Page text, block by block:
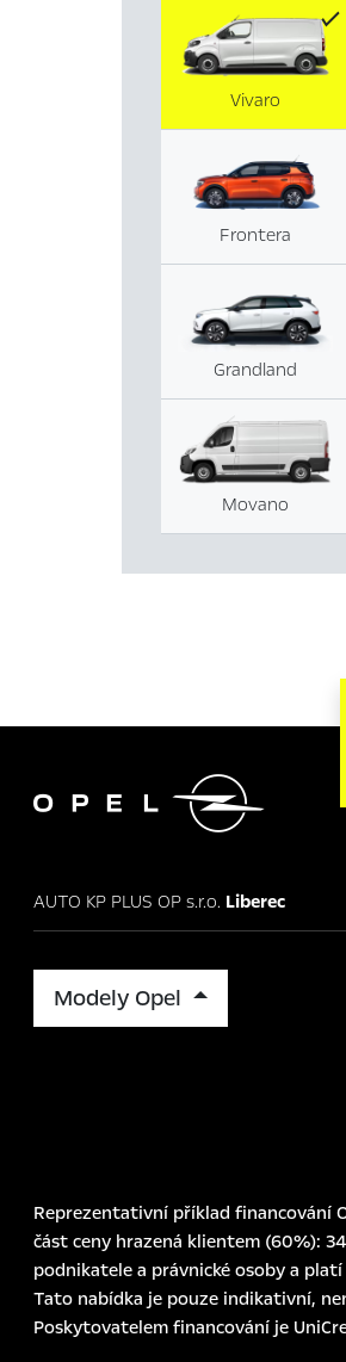
Frontera
Grandland
Vivaro
Movano

AUTO KP PLUS OP s.r.o. Liberec
Modely Opel
Reprezentativní příklad financování
část ceny hrazená klientem (60%):
podnikatele a právnické osoby a
Tato nabídka je pouze indikativní,
Poskytovatelem financování je